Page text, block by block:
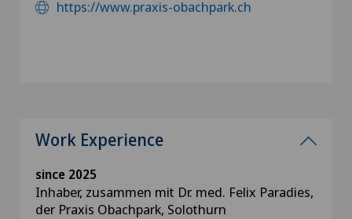
https://www.praxis-obachpark.ch
Work Experience
since 2025
Inhaber, zusammen mit Dr. med. Felix Paradies,
der Praxis Obachpark, Solothurn